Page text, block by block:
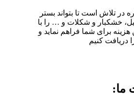
در تلاش است تا بتواند بستر
خشکبار و شکلات و … را با
هزینه برای شما فراهم نماید و
دریافت کنیم
ما: